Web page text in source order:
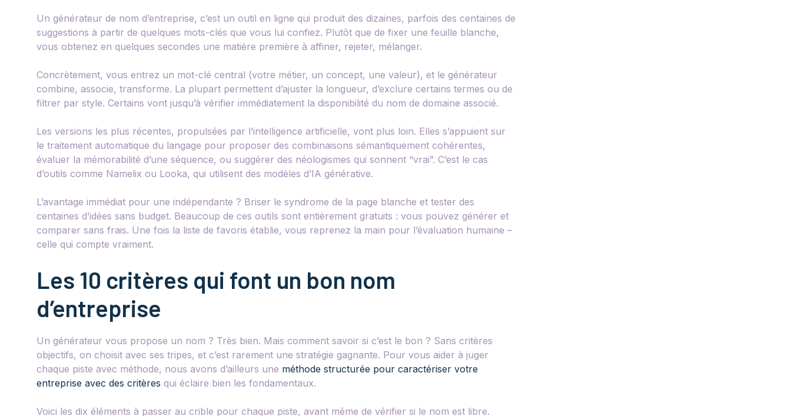
Un générateur de nom d’entreprise, c’est un outil en ligne qui produit des dizaines, parfois des centaines de
suggestions à partir de quelques mots-clés que vous lui confiez. Plutôt que de fixer une feuille blanche,
vous obtenez en quelques secondes une matière première à affiner, rejeter, mélanger.
Concrètement, vous entrez un mot-clé central (votre métier, un concept, une valeur), et le générateur
combine, associe, transforme. La plupart permettent d’ajuster la longueur, d’exclure certains termes ou de
filtrer par style. Certains vont jusqu’à vérifier immédiatement la disponibilité du nom de domaine associé.
Les versions les plus récentes, propulsées par l’intelligence artificielle, vont plus loin. Elles s’appuient sur
le traitement automatique du langage pour proposer des combinaisons sémantiquement cohérentes,
évaluer la mémorabilité d’une séquence, ou suggérer des néologismes qui sonnent “vrai”. C’est le cas
d’outils comme Namelix ou Looka, qui utilisent des modèles d’IA générative.
L’avantage immédiat pour une indépendante ? Briser le syndrome de la page blanche et tester des
centaines d’idées sans budget. Beaucoup de ces outils sont entièrement gratuits : vous pouvez générer et
comparer sans frais. Une fois la liste de favoris établie, vous reprenez la main pour l’évaluation humaine –
celle qui compte vraiment.
Les 10 critères qui font un bon nom
d’entreprise
Un générateur vous propose un nom ? Très bien. Mais comment savoir si c’est le bon ? Sans critères
objectifs, on choisit avec ses tripes, et c’est rarement une stratégie gagnante. Pour vous aider à juger
chaque piste avec méthode, nous avons d’ailleurs une méthode structurée pour caractériser votre
entreprise avec des critères qui éclaire bien les fondamentaux.
Voici les dix éléments à passer au crible pour chaque piste, avant même de vérifier si le nom est libre.